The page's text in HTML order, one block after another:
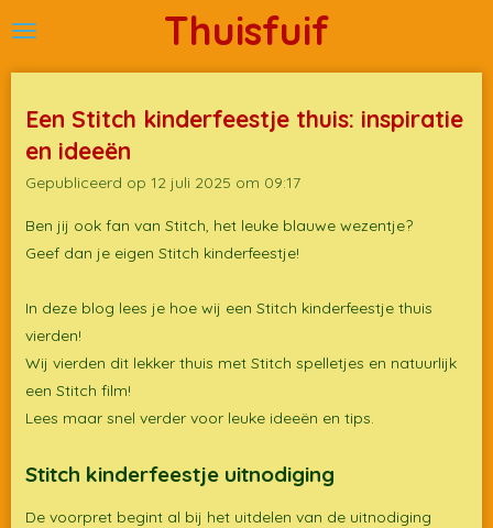
Ga
naar
hoofdinhoud
Thuisfuif
Een Stitch kinderfeestje thuis: inspiratie
en ideeën
Gepubliceerd op 12 juli 2025 om 09:17
Ben jij ook fan van Stitch, het leuke blauwe wezentje?
Geef dan je eigen Stitch kinderfeestje!
In deze blog lees je hoe wij een Stitch kinderfeestje thuis
vierden!
Wij vierden dit lekker thuis met Stitch spelletjes en natuurlijk
een Stitch film!
Lees maar snel verder voor leuke ideeën en tips.
Stitch kinderfeestje uitnodiging
De voorpret begint al bij het uitdelen van de uitnodiging